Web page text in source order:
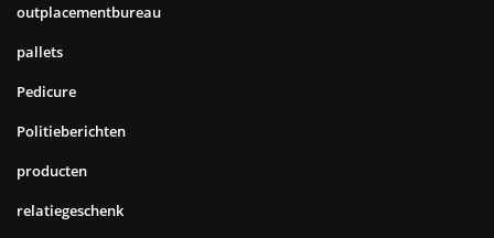
outplacementbureau
pallets
Pedicure
Politieberichten
producten
relatiegeschenk